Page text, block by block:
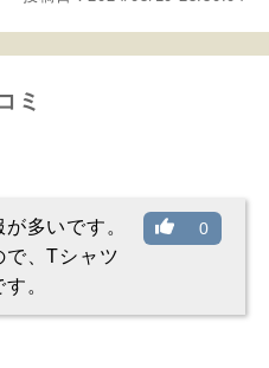
ミ
0
多いです。
、Tシャツ
。